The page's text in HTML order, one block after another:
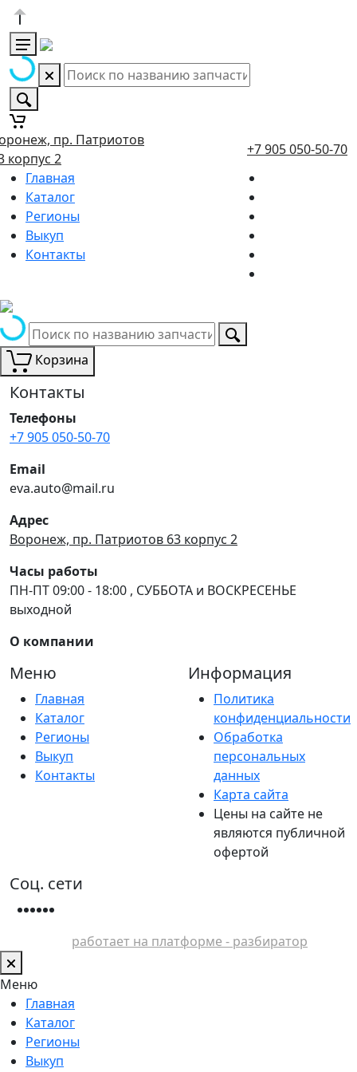
пр. Патриотов
корпус 2
+7 905 050-50-70
Главная
Каталог
Регионы
Выкуп
Контакты
Корзина
Контакты
Телефоны
+7 905 050-50-70
Email
eva.auto@mail.ru
Адрес
Воронеж, пр. Патриотов 63 корпус 2
Часы работы
ПН-ПТ 09:00 - 18:00 , СУББОТА и ВОСКРЕСЕНЬЕ
выходной
О компании
Меню
Главная
Каталог
Регионы
Выкуп
Контакты
Информация
Политика
конфиденциальности
Обработка
персональных
данных
Карта сайта
Цены на сайте не
являются публичной
офертой
Соц. сети
работает на платформе - разбиратор
Меню
Главная
Каталог
Регионы
Выкуп